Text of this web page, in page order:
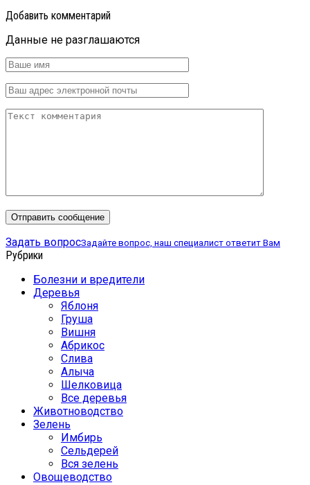
Добавить комментарий
Данные не разглашаются
Задать вопросЗадайте вопрос, наш специалист ответит Вам
Рубрики
Болезни и вредители
Деревья
Яблоня
Груша
Вишня
Абрикос
Слива
Алыча
Шелковица
Все деревья
Животноводство
Зелень
Имбирь
Сельдерей
Вся зелень
Овощеводство